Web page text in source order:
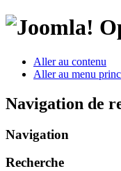
Aller au contenu
Aller au menu
Navigation de
Navigation
Recherche